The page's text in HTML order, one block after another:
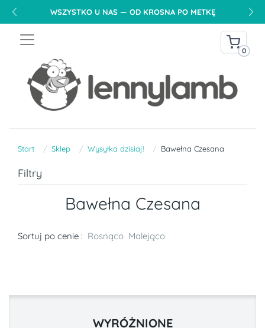
WSZYSTKO U NAS — OD KROSNA PO METKĘ
0
Start Sklep Wysyłka dzisiaj! Bawełna Czesana
Filtry
Bawełna Czesana
Sortuj po cenie : Rosnąco Malejąco
WYRÓŻNIONE